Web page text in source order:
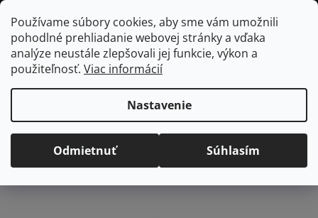
Používame súbory cookies, aby sme vám umožnili
pohodlné prehliadanie webovej stránky a vďaka
analýze neustále zlepšovali jej funkcie, výkon a
použiteľnosť. Viac informácií
Nastavenie
Odmietnuť Súhlasím
Prejsť
na
obsah
Hľadať
Domov
/ Kuchyňa / Varenie / Hrnce
Blaumann Hrniec s pokrievkou 6
L
Blaumann Hrniec s
pokrievkou 6 L
Priemerné
hodnotenie
Neohodnotené
Podrobnosti hodnotenia